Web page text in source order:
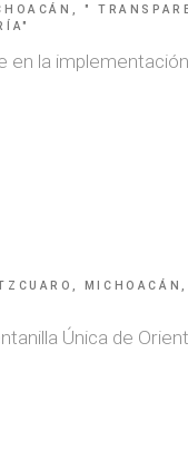
"
en la
Única de